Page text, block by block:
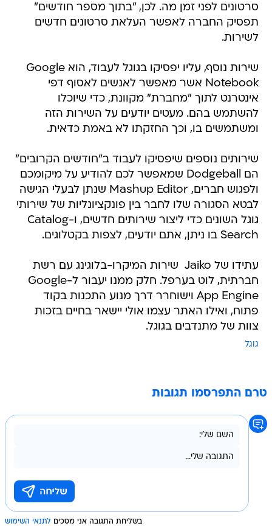
סרטונים לפני זמן מה. לכן, "בתוך מספר חודשים"
תפסיק החברה לאפשר העלאת סרטונים חדשים
לשירות.
שירות נוסף, עליו יפסיקו בגוגל לעבוד, הוא Google
Notebook אשר מאפשר לאנשים לאסוף דפי
אינטרנט לתוך "מחברת" מקוונת, כדי שיוכלו
להשתמש בהם. מעטים יודעים על השירות הזה
ומשתמשים בו, וכך החזקתו לא באמת כדאית.
שירותים נוספים שיפסיקו לעבוד ב"חודשים הקרובים"
הם Dodgeball שמאפשר לכם להודיע על מיקומכם
ולפגוש חברים, Mashup Editor שנתן לבעלי הגישה
לבטא הסגורה שלו לחבר בין פונקציונליות של שירותי
גוגל השונים כדי ליצור שירותים חדשים, ו-Catalog
Search בו ניתן, אתם יודעים, לצפות בקטלוגים.
עתידו של Jaiko  שירות המיקרו-בלוגינג עם רשת
חברתית, לוט בערפל. חלק ממנו יעבור ל-Google
App Engine וישוחרר דרך מנוע התכנות בקוד
פתוח, ואילו האתר עצמו אולי יישאר בחיים בזכות
צוות של מתנדבים בגוגל.
גוגל
טרם התפרסמו תגובות
בשליחת התגובה אני מסכים לתנאי השימוש